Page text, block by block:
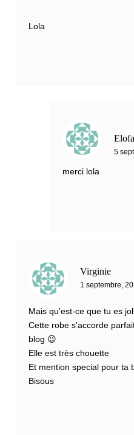
Lola
5
merci lola
Virginie
1 septembre,
Mais qu'est-ce que tu es
Cette robe s'accorde
blog 😉
Elle est très chouette
Et mention special pour ta
Bisous